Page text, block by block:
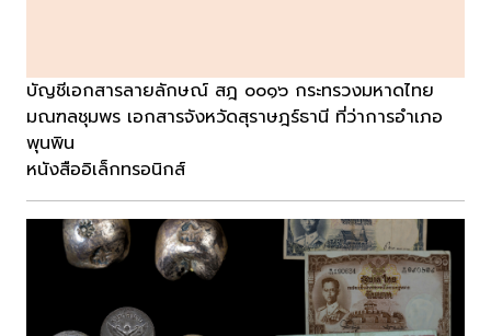
บัญชีเอกสารลายลักษณ์ สฎ ๐๐๑๖ กระทรวงมหาดไทย
มณฑลชุมพร เอกสารจังหวัดสุราษฎร์ธานี ที่ว่าการอำเภอ
พุนพิน
หนังสืออิเล็กทรอนิกส์